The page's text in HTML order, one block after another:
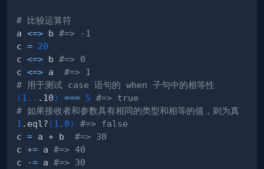
# 比较运算符
a <=> b #=> -1
c = 20
c <=> b #=> 0
c <=> a #=> 1
# 用于测试 case 语句的 when 子句中的相等性
(1 .. .10) === 5 #=> true
# 如果接收者和参数具有相同的类型和相等的值，则为真
1 .eql? (1.0)
#=> false
c = a + b #=> 30
c += a #=> 40
c -= a #=> 30